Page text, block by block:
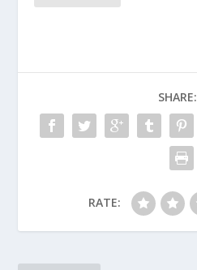
SHARE:
RATE: